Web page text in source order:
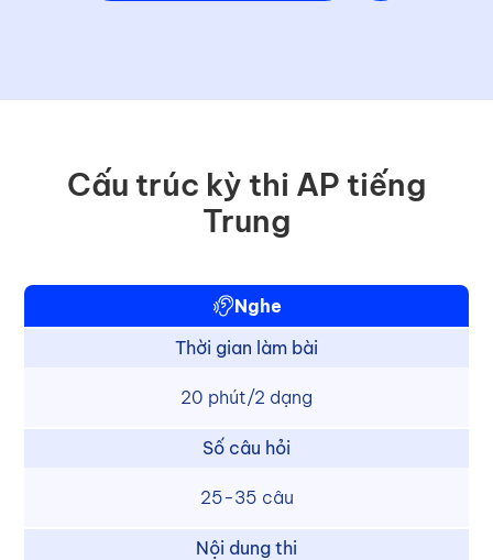
Cấu trúc kỳ thi AP tiếng
Trung
Nghe
Thời gian làm bài
20 phút/2 dạng
Số câu hỏi
25-35 câu
Nội dung thi